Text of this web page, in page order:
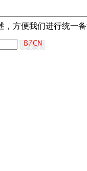
，方便我们进行统一